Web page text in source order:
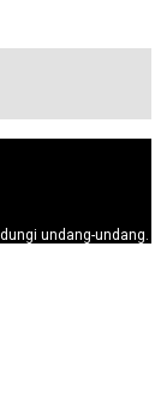
undang-undang.